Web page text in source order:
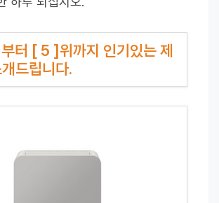
터 [ 5 ]위까지 인기있는 제
드립니다.